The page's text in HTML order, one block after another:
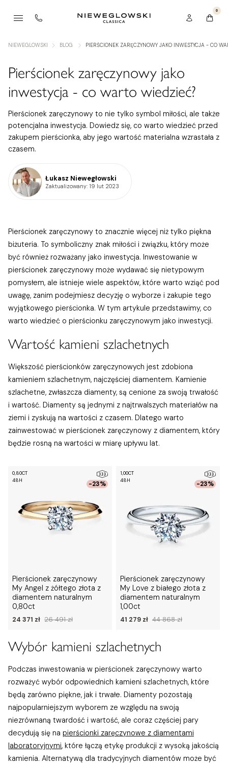
0
NIEWEGLOWSKI BLOG PIERŚCIONEK ZARĘCZYNOWY JAKO INWESTYCJA - CO
Pierścionek zaręczynowy jako
inwestycja - co warto wiedzieć?
Pierścionek zaręczynowy to nie tylko symbol miłości, ale także
potencjalna inwestycja. Dowiedz się, co warto wiedzieć przed
zakupem pierścionka, aby jego wartość materialna wzrastała z
czasem.
Łukasz Niewegłowski
Zaktualizowany: 19 lut 2023
Pierścionek zaręczynowy to znacznie więcej niż tylko piękna
biżuteria. To symboliczny znak miłości i związku, który może
być również rozważany jako inwestycja. Inwestowanie w
pierścionek zaręczynowy może wydawać się nietypowym
pomysłem, ale istnieje wiele aspektów, które warto wziąć pod
uwagę, zanim podejmiesz decyzję o wyborze i zakupie tego
wyjątkowego pierścionka. W tym artykule przedstawimy, co
warto wiedzieć o pierścionku zaręczynowym jako inwestycji.
Wartość kamieni szlachetnych
Większość pierścionków zaręczynowych jest zdobiona
kamieniem szlachetnym, najczęściej diamentem. Kamienie
szlachetne, zwłaszcza diamenty, są cenione za swoją trwałość
i wartość. Diamenty są jednymi z najtrwalszych materiałów na
ziemi i zyskują na wartości z czasem. Dlatego warto
zainwestować w pierścionek zaręczynowy z diamentem, który
będzie rosną na wartości w miarę upływu lat.
-23%
0,80CT
48H
Pierścionek zaręczynowy
My Angel z żółtego złota z
diamentem naturalnym
0,80ct
24 371 zł 26 491 zł
-23%
1,00CT
48H
Pierścionek zaręczynowy
My Love z białego złota z
diamentem naturalnym
1,00ct
41 279 zł 44 868 zł
Wybór kamieni szlachetnych
Podczas inwestowania w pierścionek zaręczynowy warto
rozważyć wybór odpowiednich kamieni szlachetnych, które
będą zarówno piękne, jak i trwałe. Diamenty pozostają
najpopularniejszym wyborem ze względu na swoją
niezrównaną twardość i wartość, ale coraz częściej pary
decydują się na pierścionki zaręczynowe z diamentami
laboratoryjnymi, które łączą etykę produkcji z wysoką jakością
kamienia. Alternatywą dla tradycyjnych diamentów może być